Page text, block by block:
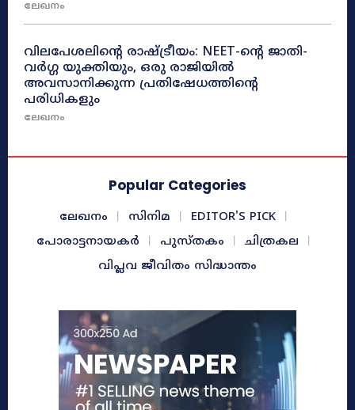
ലേഖനം
വിലപേശലിന്റെ രാഷ്ട്രീയം: NEET-ന്റെ ജാതി-
വർഗ്ഗ യുക്തിയും, ഒരു രാജിയിൽ
അവസാനിക്കുന്ന പ്രതിഷേധത്തിന്റെ
പരിധികളും
ലേഖനം
Popular Categories
ലേഖനം സിനിമ
EDITOR'S PICK
പോരാട്ടനായകർ
പുസ്തകം
ചിത്രകല
വിപ്ലവ ജീവിതം സിദ്ധാന്തം